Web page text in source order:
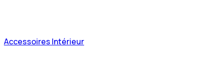
Accessoires Intérieur